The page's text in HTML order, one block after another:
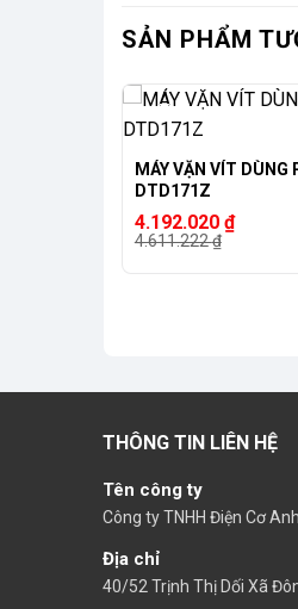
SẢN PHẨM
-9%
MÁY VẶN VÍT DÙNG
DTD171Z
4.611.222₫
Giá
gốc
4.192.020 ₫
Giá
hiện
THÔNG TIN LIÊN HỆ
Tên công ty
Công ty TNHH Điện Cơ
Địa chỉ
40/52 Trịnh Thị Dối Xã